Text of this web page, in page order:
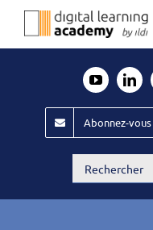
Passer
Évènements ILDI
Offres d’emploi
Abonnez-
Rechercher: